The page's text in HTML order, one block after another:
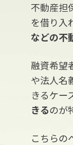
不動産担
を借り入
などの不
融資希望
や法人名
きるケー
きるのが
こちらの